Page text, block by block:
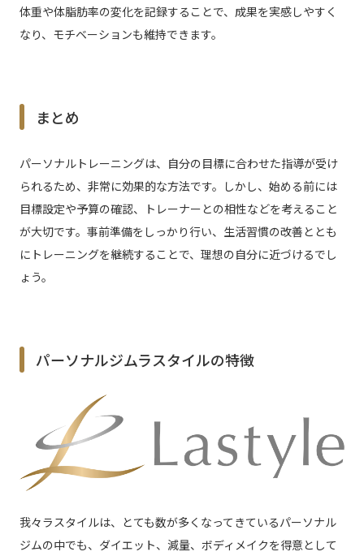
体重や体脂肪率の変化を記録することで、成果を実感しやすく
なり、モチベーションも維持できます。
まとめ
パーソナルトレーニングは、自分の目標に合わせた指導が受け
られるため、非常に効果的な方法です。しかし、始める前には
目標設定や予算の確認、トレーナーとの相性などを考えること
が大切です。事前準備をしっかり行い、生活習慣の改善ととも
にトレーニングを継続することで、理想の自分に近づけるでし
ょう。
パーソナルジムラスタイルの特徴
我々ラスタイルは、とても数が多くなってきているパーソナル
ジムの中でも、ダイエット、減量、ボディメイクを得意として